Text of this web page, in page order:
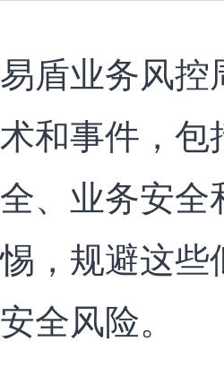
易盾业务风控
术和事件，包
全、业务安全
惕，规避这些
安全风险。